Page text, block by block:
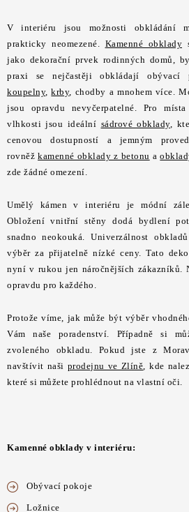
VZORKOVÉ OBKLADY
KONTAKT DOPRAVA A PLATBA
PRAKTICKÉ RADY
VZOREK
PROČ KOUPIT U NÁS?
VIRTUÁLNÍ
OBCHODNÍ PODMÍNKY
V interiéru jsou možnosti obkládání
prakticky neomezené. Kamenné obklady
jako dekorační prvek rodinných domů,
praxi se nejčastěji obkládají obývací
koupelny,krby, chodby a mnohem více.
jsou opravdu nevyčerpatelné. Pro
vlhkosti jsou ideální sádrové obklady,
cenovou dostupností a jemným
rovněžkamenné obklady z betonu a
zde žádné omezení.
Umělý kámen v interiéru je módní
Obložení vnitřní stěny dodá bydlení
snadno neokouká. Univerzálnost
výběr za přijatelně nízké ceny. Tato
nyní v rukou jen náročnějších zákazníků.
opravdu pro každého.
Protože víme, jak může být výběr
Vám naše poradenství. Případně si
zvoleného obkladu. Pokud jste z
navštívit naši prodejnu ve Zlíně , kde
které si můžete prohlédnout na vlastní oči.
Kamenné obklady v interiéru:
Obývací pokoje
Ložnice